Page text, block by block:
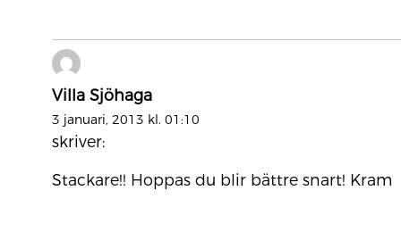
Villa Sjöhaga
3 januari, 2013 kl. 01:10
skriver:
Stackare!! Hoppas du blir bättre snart! Kram